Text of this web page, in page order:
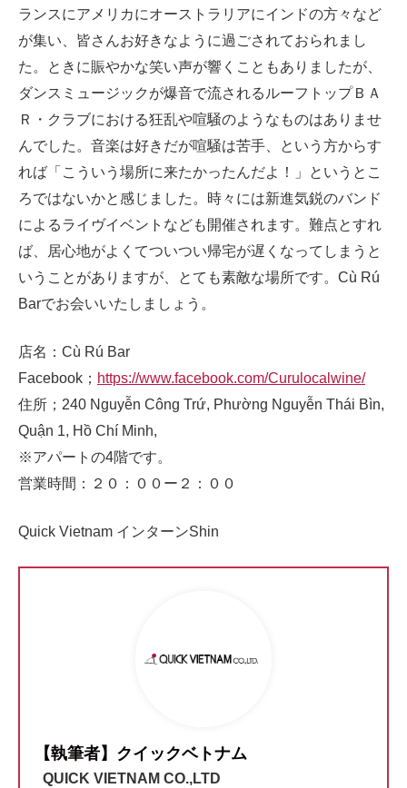
ランスにアメリカにオーストラリアにインドの方々など
が集い、皆さんお好きなように過ごされておられまし
た。ときに賑やかな笑い声が響くこともありましたが、
ダンスミュージックが爆音で流されるルーフトップＢＡ
Ｒ・クラブにおける狂乱や喧騒のようなものはありませ
んでした。音楽は好きだが喧騒は苦手、という方からす
れば「こういう場所に来たかったんだよ！」というとこ
ろではないかと感じました。時々には新進気鋭のバンド
によるライヴイベントなども開催されます。難点とすれ
ば、居心地がよくてついつい帰宅が遅くなってしまうと
いうことがありますが、とても素敵な場所です。Cù Rú
Barでお会いいたしましょう。
店名：Cù Rú Bar
Facebook； https://www.facebook.com/Curulocalwine/
住所；240 Nguyễn Công Trứ, Phường Nguyễn Thái Bìn,
Quận 1, Hồ Chí Minh,
※アパートの4階です。
営業時間：２０：００ー２：００
Quick Vietnam インターンShin
【執筆者】クイックベトナム
QUICK VIETNAM CO.,LTD